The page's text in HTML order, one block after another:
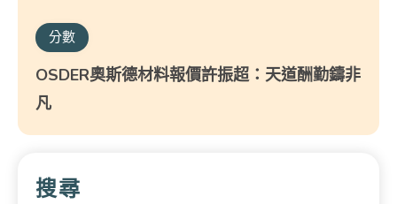
分數
OSDER奧斯德材料報價許振超：天道酬勤鑄非
凡
搜尋